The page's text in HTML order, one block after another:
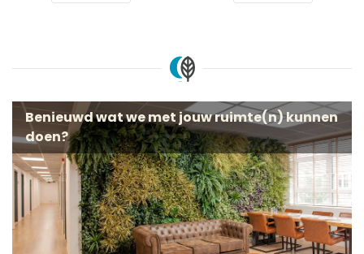
Benieuwd wat we met jouw ruimte(n) kunnen
doen?